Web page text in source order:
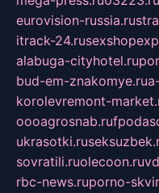
eurovision-russia.ru
itrack-24.ru
alabuga-cityhotel.ru
bud-em-znakomye.ru
korolevremont-
oooagrosnab.ru
ukrasotki.ru
sovratili.ruolecoon.ru
rbc-news.ruporno-